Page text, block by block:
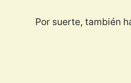
Por suerte, también